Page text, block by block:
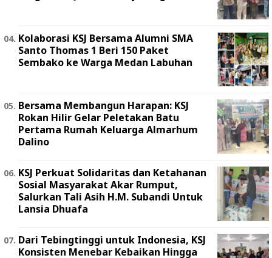
Kolaborasi KSJ Bersama Alumni SMA
Santo Thomas 1 Beri 150 Paket
Sembako ke Warga Medan Labuhan
Bersama Membangun Harapan: KSJ
Rokan Hilir Gelar Peletakan Batu
Pertama Rumah Keluarga Almarhum
Dalino
KSJ Perkuat Solidaritas dan Ketahanan
Sosial Masyarakat Akar Rumput,
Salurkan Tali Asih H.M. Subandi Untuk
Lansia Dhuafa
Dari Tebingtinggi untuk Indonesia, KSJ
Konsisten Menebar Kebaikan Hingga